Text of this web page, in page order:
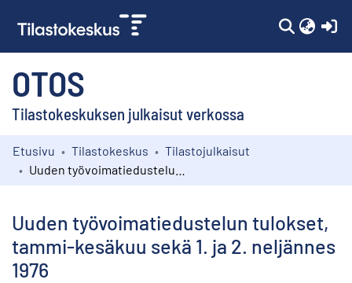
OTOS
Tilastokeskuksen julkaisut verkossa
Kokoelmat
Etusivu Tilastokeskus
Tilastojulkaisut
Uuden työvoimatiedustelun tulokset,
tammi-kesäkuu sekä 1. ja 2. neljännes
1976